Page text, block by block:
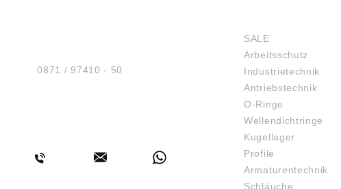
Tel.:0871 / 97410 - 50
SALE
Arbeitsschutz
Industrietechnik
Antriebstechnik
O-Ringe
Wellendichtringe
Kugellager
Profile
Armaturentechnik
Schläuche